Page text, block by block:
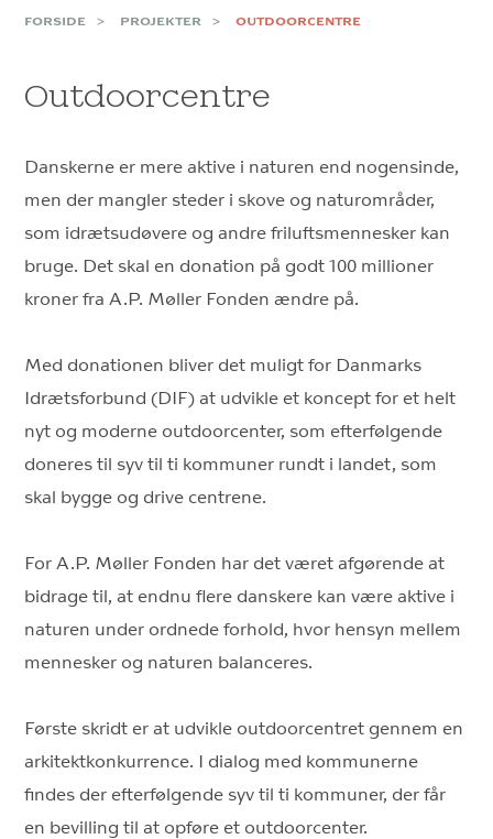
FORSIDE PROJEKTER OUTDOORCENTRE
Outdoorcentre
Danskerne er mere aktive i naturen end nogensinde,
men der mangler steder i skove og naturområder,
som idrætsudøvere og andre friluftsmennesker kan
bruge. Det skal en donation på godt 100 millioner
kroner fra A.P. Møller Fonden ændre på.
Med donationen bliver det muligt for Danmarks
Idrætsforbund (DIF) at udvikle et koncept for et helt
nyt og moderne outdoorcenter, som efterfølgende
doneres til syv til ti kommuner rundt i landet, som
skal bygge og drive centrene.
For A.P. Møller Fonden har det været afgørende at
bidrage til, at endnu flere danskere kan være aktive i
naturen under ordnede forhold, hvor hensyn mellem
mennesker og naturen balanceres.
Første skridt er at udvikle outdoorcentret gennem en
arkitektkonkurrence. I dialog med kommunerne
findes der efterfølgende syv til ti kommuner, der får
en bevilling til at opføre et outdoorcenter.